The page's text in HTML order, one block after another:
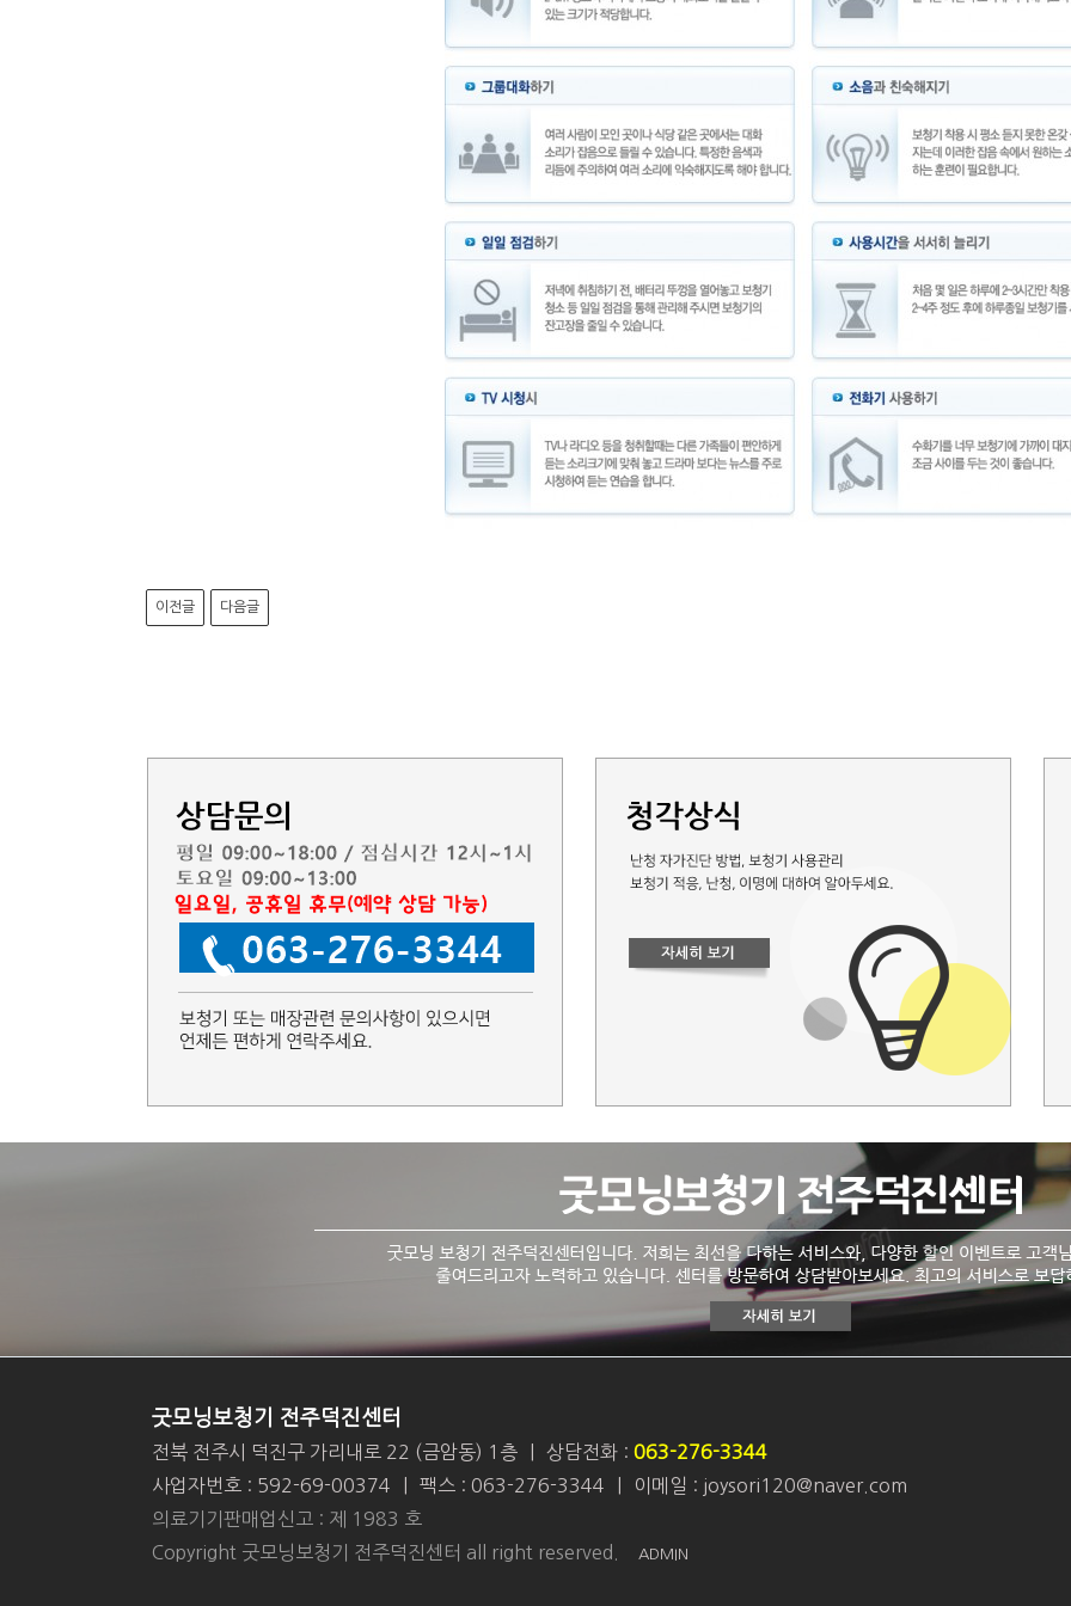
이전글 다음글
굿모닝보청기 전주덕진센터
전북 전주시 덕진구 가리내로 22 (금암동) 1층 상담전화 : 063-276-3344
사업자번호 : 592-69-00374
팩스 : 063-276-3344
이메일 : joysori120@naver.com
의료기기판매업신고 : 제 1983 호
Copyright 굿모닝보청기 전주덕진센터 all right reserved.
ADMIN